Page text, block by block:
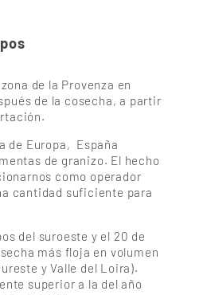
de la Provenza en
de la cosecha, a partir
de Europa, España
de granizo. El hecho
como operador
cantidad suficiente para
del suroeste y el 20 de
más floja en volumen
y Valle del Loira).
superior a la del año